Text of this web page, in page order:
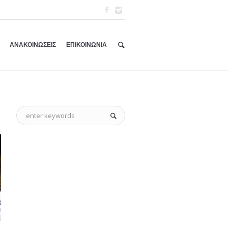
ΑΝΑΚΟΙΝΩΣΕΙΣ ΕΠΙΚΟΙΝΩΝΙΑ